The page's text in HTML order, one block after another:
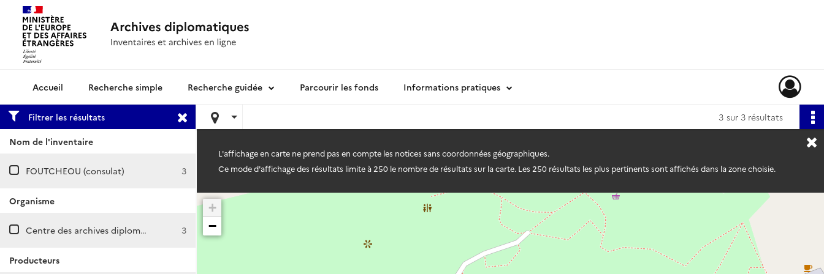
Archives diplomatiquesRecherche simple Recherche guidée Parcourir les fonds Informations pratiques
Filtrer les résultats
Nom de l'inventaire
FOUTCHEOU (consulat) 3
Organisme
Centre des archives diplomatiques de Nantes 3
Producteurs
3 sur 3 résultats
L'affichage en carte ne prend pas en compte les notices sans coordonnées géographiques.
Ce mode d'affichage des résultats limite à 250 le nombre de résultats sur la carte. Les 250 résultats les plus pertinents sont affichés dans la zone choisie.
+
−